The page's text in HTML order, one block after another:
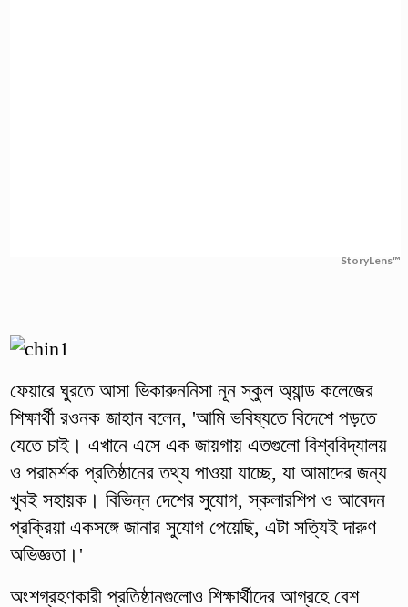
StoryLens™
ফেয়ারে ঘুরতে আসা ভিকারুননিসা নূন স্কুল অ্যান্ড কলেজের
শিক্ষার্থী রওনক জাহান বলেন, 'আমি ভবিষ্যতে বিদেশে পড়তে
যেতে চাই। এখানে এসে এক জায়গায় এতগুলো বিশ্ববিদ্যালয়
ও পরামর্শক প্রতিষ্ঠানের তথ্য পাওয়া যাচ্ছে, যা আমাদের জন্য
খুবই সহায়ক। বিভিন্ন দেশের সুযোগ, স্কলারশিপ ও আবেদন
প্রক্রিয়া একসঙ্গে জানার সুযোগ পেয়েছি, এটা সত্যিই দারুণ
অভিজ্ঞতা।'
অংশগ্রহণকারী প্রতিষ্ঠানগুলোও শিক্ষার্থীদের আগ্রহে বেশ